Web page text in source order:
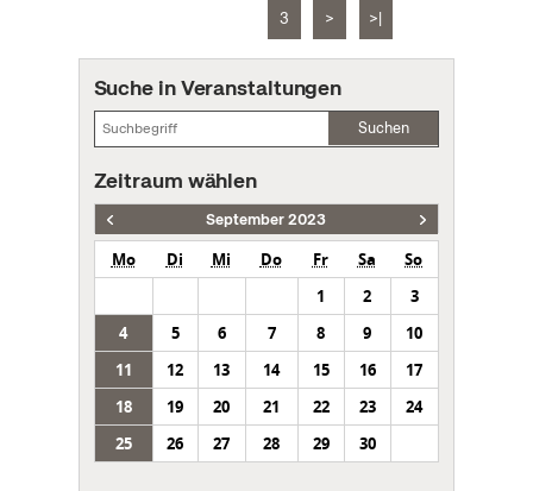
3 > >|
Suche in Veranstaltungen
Suchen
Zeitraum wählen
September 2023
Mo Di Mi Do Fr Sa
So
1
2
3
4
5 6 7 8 9
10
11
12 13 14 15 16
17
18
19 20 21 22 23
24
25
26 27 28 29 30